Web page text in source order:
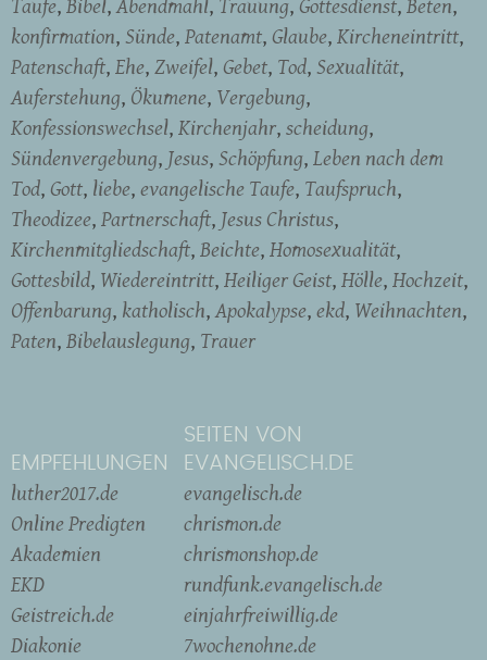
konfirmation Sünde Patenamt Glaube Kircheneintritt
Patenschaft Ehe Zweifel Gebet Tod Sexualität
Auferstehung Ökumene Vergebung
Konfessionswechsel Kirchenjahr scheidung
Sündenvergebung Jesus Schöpfung Leben nach dem
Tod Gott liebe evangelische Taufe Taufspruch
Theodizee Partnerschaft Jesus Christus
Kirchenmitgliedschaft Beichte Homosexualität
Gottesbild Wiedereintritt Heiliger Geist Hölle Hochzeit
Offenbarung katholisch Apokalypse ekd Weihnachten
Paten Bibelauslegung Trauer
EMPFEHLUNGEN
luther2017.de
Online Predigten
Akademien
EKD
Geistreich.de
Diakonie
SEITEN VON
EVANGELISCH.DE
evangelisch.de
chrismon.de
chrismonshop.de
rundfunk.evangelisch.de
einjahrfreiwillig.de
7wochenohne.de